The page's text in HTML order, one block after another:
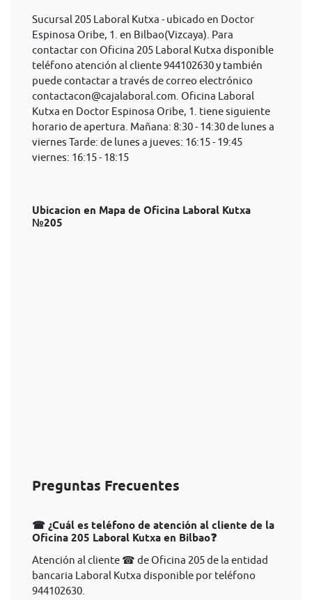
Sucursal 205 Laboral Kutxa - ubicado en Doctor
Espinosa Oribe, 1. en Bilbao(Vizcaya). Para
contactar con Oficina 205 Laboral Kutxa disponible
teléfono atención al cliente 944102630 y también
puede contactar a través de correo electrónico
contactacon@cajalaboral.com . Oficina Laboral
Kutxa en Doctor Espinosa Oribe, 1. tiene siguiente
horario de apertura. Mañana: 8:30 - 14:30 de lunes a
viernes Tarde: de lunes a jueves: 16:15 - 19:45
viernes: 16:15 - 18:15
Ubicacion en Mapa de Oficina Laboral Kutxa
№205
Preguntas Frecuentes
☎ ¿Cuál es teléfono de atención al cliente de la
Oficina 205 Laboral Kutxa en Bilbao❓
Atención al cliente ☎ de Oficina 205 de la entidad
bancaria Laboral Kutxa disponible por teléfono
944102630.